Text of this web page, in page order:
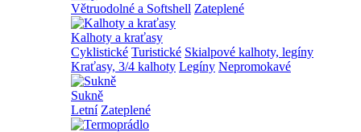
Větruodolné a Softshell Zateplené
Kalhoty a kraťasy
Cyklistické Turistické Skialpové kalhoty, legíny
Kraťasy, 3/4 kalhoty Legíny Nepromokavé
Sukně
Letní Zateplené